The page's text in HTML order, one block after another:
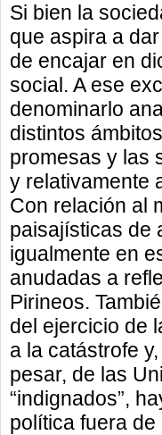
Si bien la
que aspira a
de encajar en
social. A ese
denominarlo
distintos
promesas y las
y relativamente
Con relación al
paisajísticas de
igualmente en
anudadas a
Pirineos.
del ejercicio de
a la catástrofe
pesar, de las
“indignados”,
política fuera